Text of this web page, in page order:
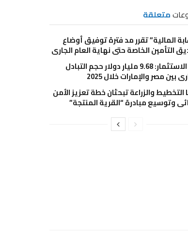
متعلقة
المالية” تقرر مد فترة توفيق أوضاع
التأمين الخاصة حتى نهاية العام الجاري
وزير الاستثمار: 9.68 مليار دولار حجم التبادل
بين مصر والإمارات خلال 2025
التخطيط والزراعة تبحثان خطة تعزيز الأمن
وتوسيع مبادرة “القرية المنتجة”